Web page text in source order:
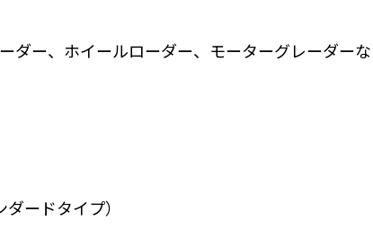
ダー、ホイールローダー、モーターグレーダー
ードタイプ）